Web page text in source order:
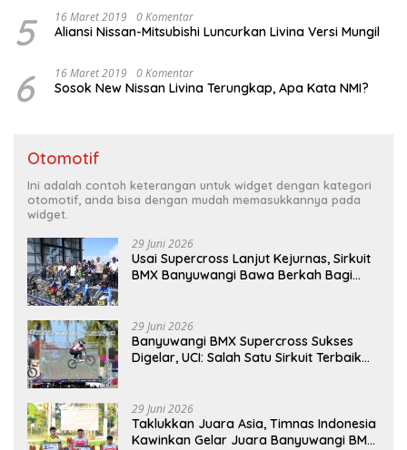
5 16 Maret 2019 0 Komentar
Aliansi Nissan-Mitsubishi Luncurkan Livina Versi Mungil
6 16 Maret 2019 0 Komentar
Sosok New Nissan Livina Terungkap, Apa Kata NMI?
Otomotif
Ini adalah contoh keterangan untuk widget dengan kategori
otomotif, anda bisa dengan mudah memasukkannya pada
widget.
29 Juni 2026
Usai Supercross Lanjut Kejurnas, Sirkuit
BMX Banyuwangi Bawa Berkah Bagi
29 Juni 2026
Banyuwangi BMX Supercross Sukses
Digelar, UCI: Salah Satu Sirkuit Terbaik
29 Juni 2026
Taklukkan Juara Asia, Timnas Indonesia
Kawinkan Gelar Juara Banyuwangi BMX